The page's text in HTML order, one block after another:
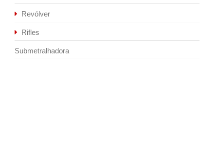
Revólver
Rifles
Submetralhadora